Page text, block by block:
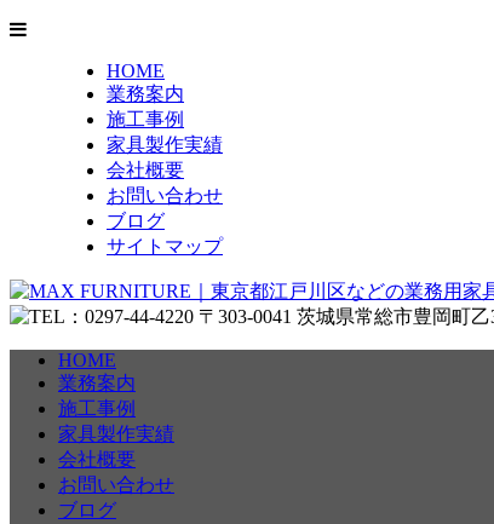
HOME
業務案内
施工事例
家具製作実績
会社概要
お問い合わせ
ブログ
サイトマップ
HOME
業務案内
施工事例
家具製作実績
会社概要
お問い合わせ
ブログ